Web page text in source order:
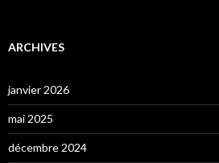
ARCHIVES
janvier 2026
mai 2025
décembre 2024